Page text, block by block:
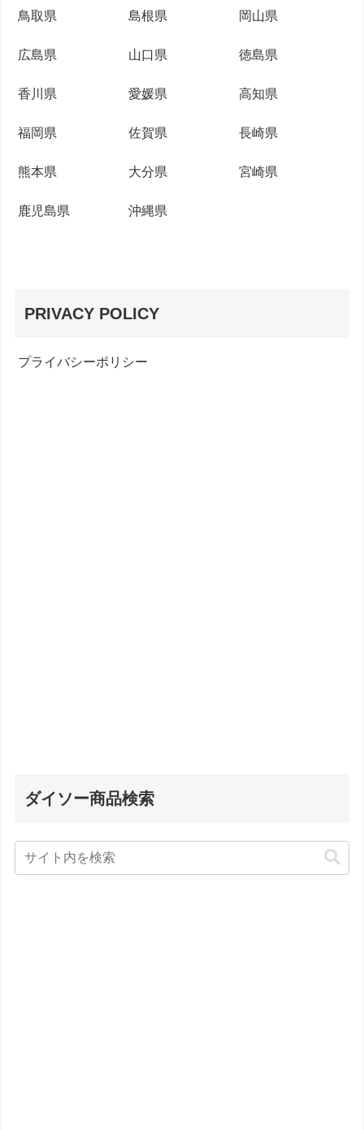
鳥取県 島根県 岡山県
広島県 山口県 徳島県
香川県 愛媛県 高知県
福岡県 佐賀県 長崎県
熊本県 大分県 宮崎県
鹿児島県 沖縄県
PRIVACY POLICY
プライバシーポリシー
ダイソー商品検索